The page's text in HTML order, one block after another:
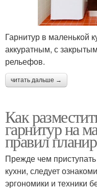
Гарнитур в маленькой
аккуратным, с
рельефов.
читать дальше →
Как
гарнитур на
правил
Прежде чем
кухни, следует
эргономики и техники